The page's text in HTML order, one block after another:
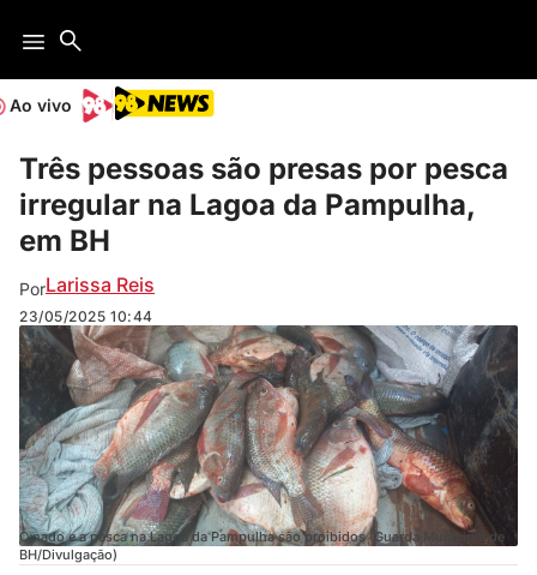
Ao vivo
Três pessoas são presas por pesca
irregular na Lagoa da Pampulha,
em BH
PorLarissa Reis
23/05/2025 10:44
O nado e a pesca na Lagoa da Pampulha são proibidos (Guarda Municipal de
BH/Divulgação)